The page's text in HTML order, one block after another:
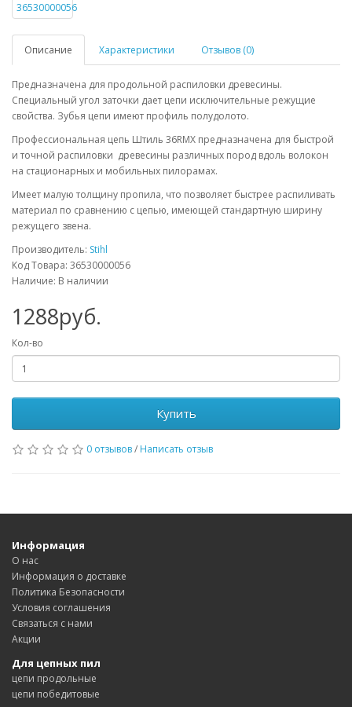
Описание Характеристики Отзывов (0)
Предназначена для продольной распиловки древесины.
Специальный угол заточки дает цепи исключительные режущие
свойства. Зубья цепи имеют профиль полудолото.
Профессиональная цепь Штиль 36RMX предназначена для быстрой
и точной распиловки древесины различных пород вдоль волокон
на стационарных и мобильных пилорамах.
Имеет малую толщину пропила, что позволяет быстрее распиливать
материал по сравнению с цепью, имеющей стандартную ширину
режущего звена.
Производитель: Stihl
Код Товара: 36530000056
Наличие: В наличии
1288руб.
Кол-во
Купить
0 отзывов/ Написать отзыв
Информация
О нас
Информация о доставке
Политика Безопасности
Условия соглашения
Связаться с нами
Акции
Для цепных пил
цепи продольные
цепи победитовые